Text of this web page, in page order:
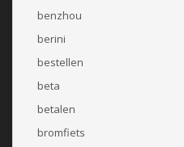
benzhou
berini
bestellen
beta
betalen
bromfiets